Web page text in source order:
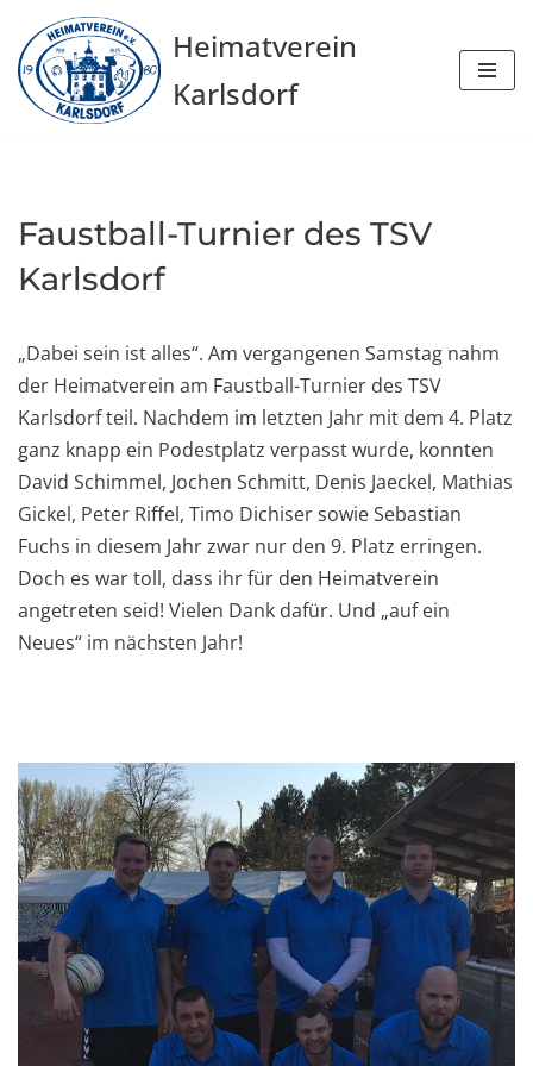
Zum
Inhalt
springen
Heimatverein
Karlsdorf
Faustball-Turnier des TSV
Karlsdorf
„Dabei sein ist alles“. Am vergangenen Samstag nahm
der Heimatverein am Faustball-Turnier des TSV
Karlsdorf teil. Nachdem im letzten Jahr mit dem 4. Platz
ganz knapp ein Podestplatz verpasst wurde, konnten
David Schimmel, Jochen Schmitt, Denis Jaeckel, Mathias
Gickel, Peter Riffel, Timo Dichiser sowie Sebastian
Fuchs in diesem Jahr zwar nur den 9. Platz erringen.
Doch es war toll, dass ihr für den Heimatverein
angetreten seid! Vielen Dank dafür. Und „auf ein
Neues“ im nächsten Jahr!